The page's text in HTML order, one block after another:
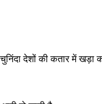
देशों की कतार में खड़ा